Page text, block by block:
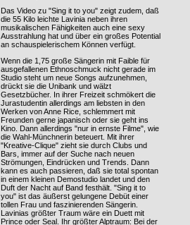
Das Video zu "Sing it to you" zeigt zudem, daß
die 55 Kilo leichte Lavinia neben ihren
musikalischen Fähigkeiten auch eine sexy
Ausstrahlung hat und über ein großes Potential
an schauspielerischem Können verfügt.
Wenn die 1,75 große Sängerin mit Faible für
ausgefallenen Ethnoschmuck nicht gerade im
Studio steht um neue Songs aufzunehmen,
drückt sie die Unibank und wälzt
Gesetzbücher. In ihrer Freizeit schmökert die
Jurastudentin allerdings am liebsten in den
Werken von Anne Rice, schlemmert mit
Freunden gerne japanisch oder sie geht ins
Kino. Dann allerdings "nur in ernste Filme", wie
die Wahl-Münchnerin beteuert. Mit ihrer
"Kreative-Clique" zieht sie durch Clubs und
Bars, immer auf der Suche nach neuen
Strömungen, Eindrücken und Trends. Dann
kann es auch passieren, daß sie total spontan
in einem kleinen Demostudio landet und den
Duft der Nacht auf Band festhält. "Sing it to
you" ist das äußerst gelungene Debüt einer
tollen Frau und faszinierenden Sängerin.
Lavinias größter Traum wäre ein Duett mit
Prince oder Seal. Ihr größter Alptraum: Bei der